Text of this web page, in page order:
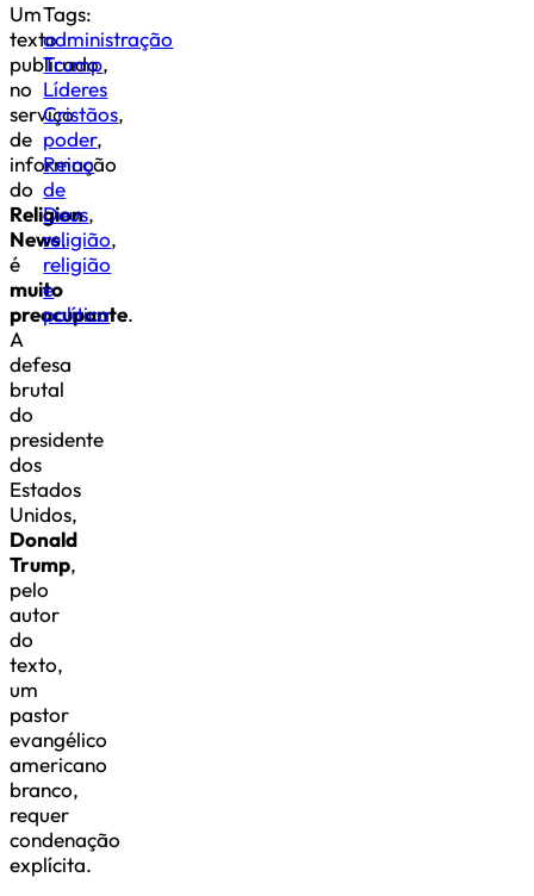
Um
texto
publicado
no
serviço
de
informação
do
Religion
News,
é
muito
preocupante.
A
defesa
brutal
do
presidente
dos
Estados
Unidos,
Donald
Trump,
pelo
autor
do
texto,
um
pastor
evangélico
americano
branco,
requer
condenação
explícita.
Tags:
administração
Trump,
Líderes
Cristãos,
poder,
Reino
de
Deus,
religião,
religião
e
política